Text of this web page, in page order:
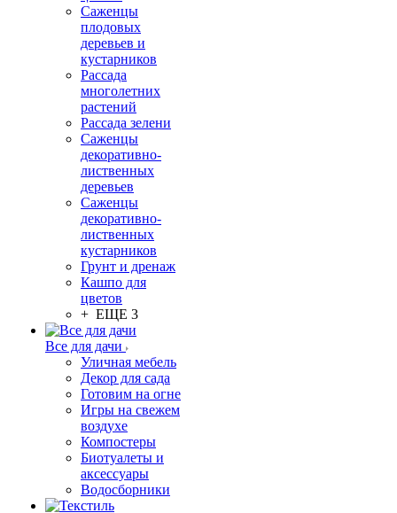
Саженцы
плодовых
деревьев и
кустарников
Рассада
многолетних
растений
Рассада зелени
Саженцы
декоративно-
лиственных
деревьев
Саженцы
декоративно-
лиственных
кустарников
Грунт и дренаж
Кашпо для
цветов
+ ЕЩЕ 3
Все для дачи
Уличная мебель
Декор для сада
Готовим на огне
Игры на свежем
воздухе
Компостеры
Биотуалеты и
аксессуары
Водосборники